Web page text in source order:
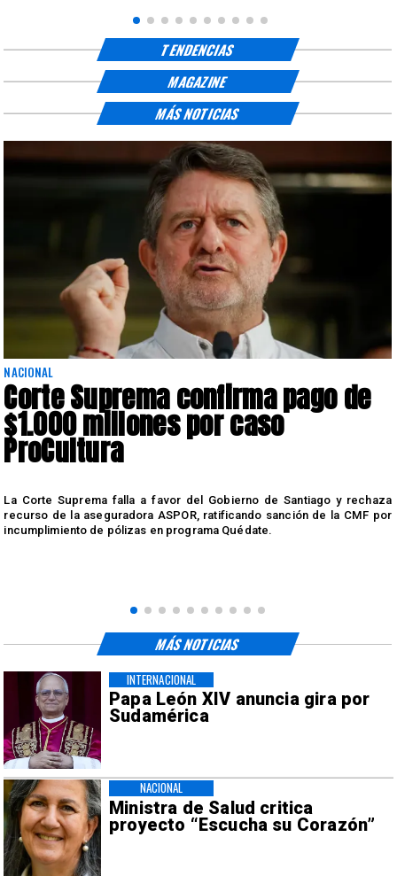
TENDENCIAS
MAGAZINE
NACIONAL
Corte Suprema confirma pago de
$1.000 millones por caso
ProCultura
La Corte Suprema falla a favor del Gobierno de Santiago y rechaza
recurso de la aseguradora ASPOR, ratificando sanción de la CMF por
incumplimiento de pólizas en programa Quédate.
MÁS NOTICIAS
Papa León XIV anuncia gira por
Sudamérica
INTERNACIONAL
Ministra de Salud critica
proyecto “Escucha su Corazón”
NACIONAL
MÁS NOTICIAS